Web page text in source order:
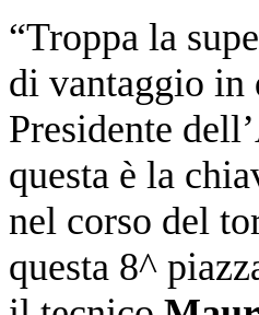
“Troppa la
di vantaggio in
Presidente
questa è la
nel corso del
questa 8^